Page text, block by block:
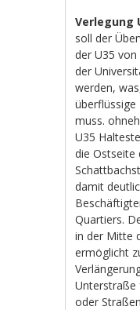
Verlegung
soll der
der U35
der
werden,
muss.
U35
die Ostseite
damit
Quartiers.
in der Mitte
ermöglicht
Unterstraße
oder